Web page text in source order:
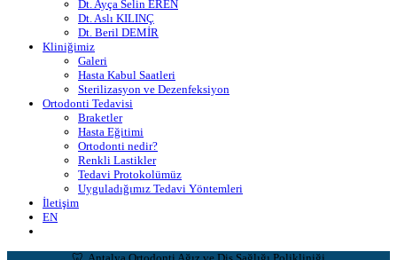
Dt. Ayça Selin EREN
Dt. Aslı KILINÇ
Dt. Beril DEMİR
Kliniğimiz
Galeri
Hasta Kabul Saatleri
Sterilizasyon ve Dezenfeksiyon
Ortodonti Tedavisi
Braketler
Hasta Eğitimi
Ortodonti nedir?
Renkli Lastikler
Tedavi Protokolümüz
Uyguladığımız Tedavi Yöntemleri
İletişim
EN